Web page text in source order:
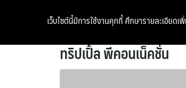
ทริปเปิ้ล พีคอนเน็คชั่น
เว็บไซต์นี้มีการใช้งานคุกกี้ ศึกษารายละเอียดเ